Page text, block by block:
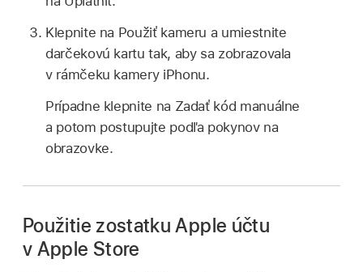
Klepnite na Použiť kameru a umiestnite
darčekovú kartu tak, aby sa zobrazovala
v rámčeku kamery iPhonu.
Prípadne klepnite na Zadať kód manuálne
a potom postupujte podľa pokynov na
obrazovke.
Použitie zostatku Apple účtu
v Apple Store